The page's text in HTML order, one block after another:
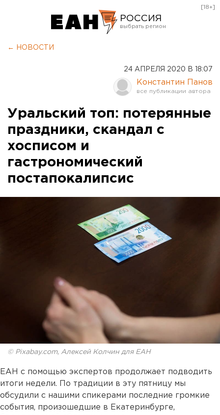
РОССИЯ
Курган
Оренбург
[18+]
← НОВОСТИ
24 АПРЕЛЯ 2020 В 18:07
Константин Панов
Уральский топ: потерянные
праздники, скандал с
хосписом и
гастрономический
постапокалипсис
© Pixabay.com, Алексей Колчин для ЕАН
ЕАН с помощью экспертов продолжает подводить
итоги недели. По традиции в эту пятницу мы
обсудили с нашими спикерами последние громкие
события, произошедшие в Екатеринбурге,